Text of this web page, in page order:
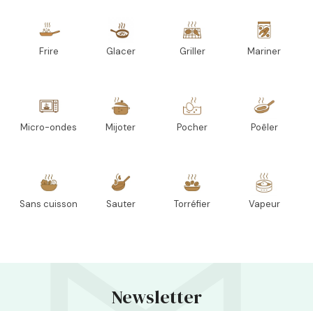
Frire Glacer Griller Mariner
Micro-ondes Mijoter Pocher Poêler
Sans cuisson Sauter Torréfier Vapeur
Newsletter